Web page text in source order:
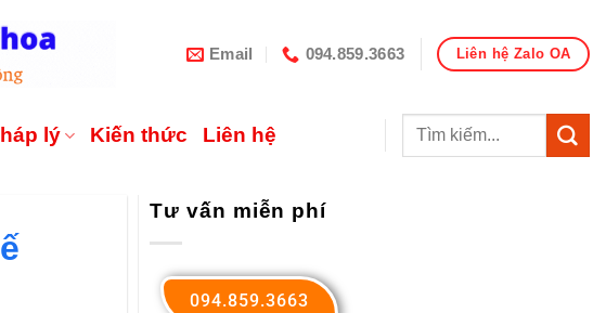
Email 094.859.3663 Liên hệ Zalo OA
lý Kiến thức Liên hệ
Tư vấn miễn phí
094.859.3663